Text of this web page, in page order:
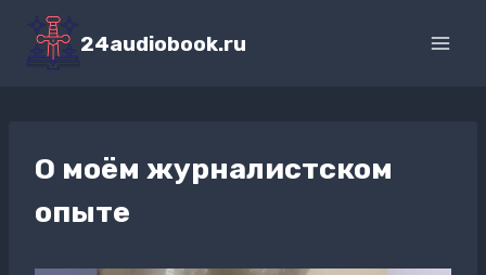
Перейти
содержимому
24audiobook.ru
О моём журналистском
опыте